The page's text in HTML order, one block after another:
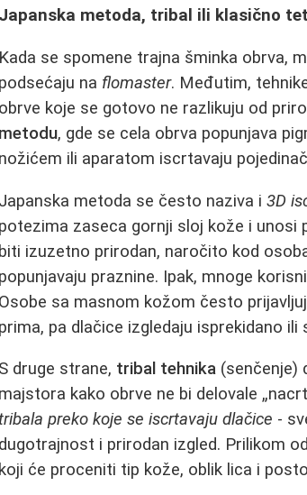
Japanska metoda, tribal ili klasično
Kada se spomene trajna šminka obrva,
podsećaju na flomaster. Međutim,
obrve koje se gotovo ne razlikuju od
metodu, gde se cela obrva popunjava
nožićem ili aparatom iscrtavaju
Japanska metoda se često naziva i3D
potezima zaseca gornji sloj kože i unosi
biti izuzetno prirodan, naročito kod
popunjavaju praznine. Ipak, mnoge
Osobe sa masnom kožom često
prima, pa dlačice izgledaju isprekidano ili
S druge strane, tribal tehnika (senčenje)
majstora kako obrve ne bi delovale
preko koje se iscrtavaju dlačice -
dugotrajnost i prirodan izgled. Prilikom
koji će proceniti tip kože, oblik lica i